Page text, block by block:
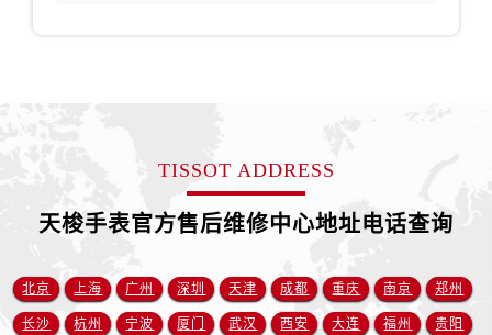
山东省德州市德城区东风中路售后服务中心（需提前预约）
山东省济南市历下区经十路11111号华润中心写字楼（万象城）15层1508室售后服务中心（需提前预约）
山东省济宁市任城区太白楼路售后服务中心（需提前预约）
TISSOT ADDRESS
天梭手表官方售后维修中心地址电话查询
北京 上海 广州 深圳 天津 成都 重庆 南京 郑州
长沙 杭州 宁波 厦门 武汉 西安 大连 福州 贵阳